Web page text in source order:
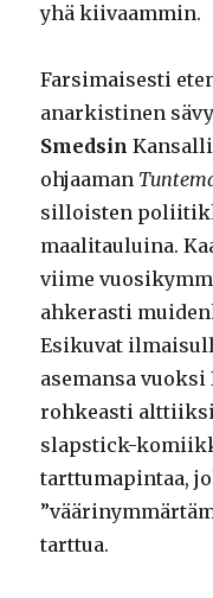
yhä kiivaammin.
Farsimaisesti
anarkistinen
Smedsin
ohjaaman
silloisten
maalitauluina.
viime
ahkerasti
Esikuvat
asemansa
rohkeasti
slapstick-
tarttumapintaa,
tarttua.